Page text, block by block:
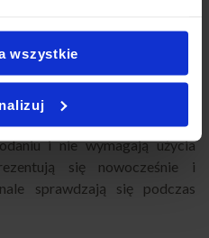
wszystkie
sprawdzają się na
typu finger food,
i nie wymagają użycia
się nowocześnie i
sprawdzają się podczas